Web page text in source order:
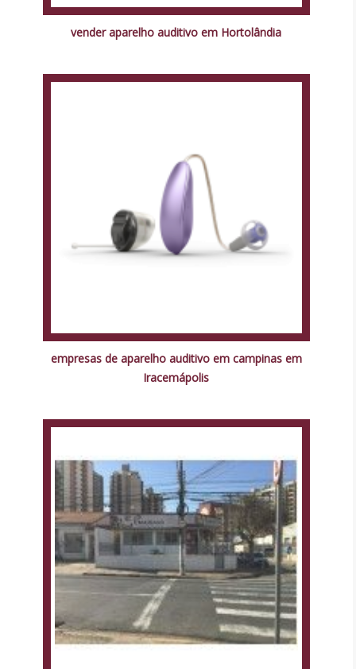
vender aparelho auditivo em Hortolândia
empresas de aparelho auditivo em campinas em
Iracemápolis